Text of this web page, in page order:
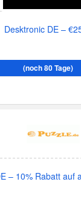
Desktronic DE –
(noch 80 Tage)
– 10% Rabatt auf